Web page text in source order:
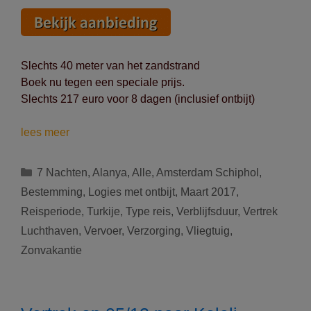
Slechts 40 meter van het zandstrand
Boek nu tegen een speciale prijs.
Slechts 217 euro voor 8 dagen (inclusief ontbijt)
lees meerVertrek
naar
Alanya
(Turkije):
8
dagen
Categorieën
7 Nachten, Alanya, Alle, Amsterdam Schiphol ,
Bestemming, Logies met ontbijt, Maart 2017,
Reisperiode, Turkije, Type reis, Verblijfsduur, Vertrek
Luchthaven, Vervoer, Verzorging, Vliegtuig,
Zonvakantie